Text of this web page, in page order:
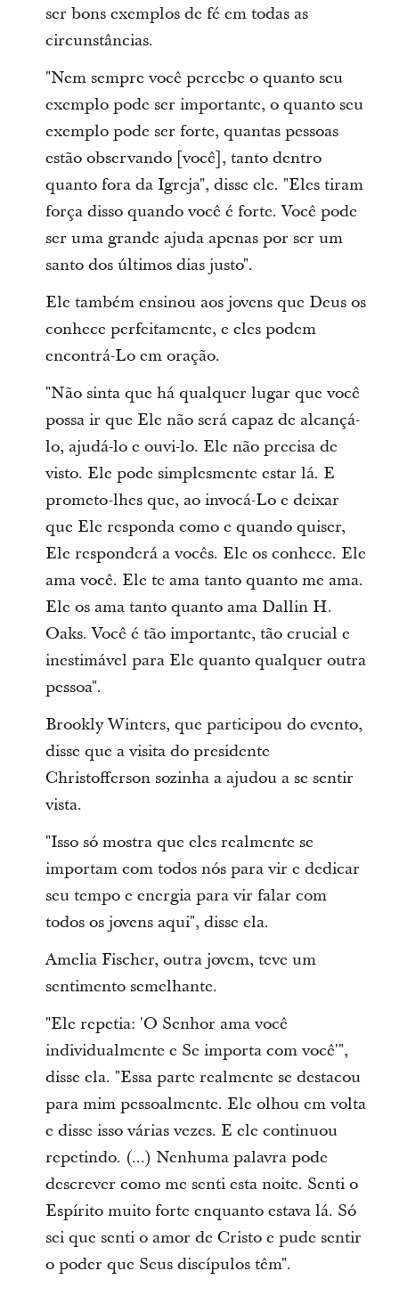
ser bons exemplos de fé em todas as
circunstâncias.
"Nem sempre você percebe o quanto seu
exemplo pode ser importante, o quanto seu
exemplo pode ser forte, quantas pessoas
estão observando [você], tanto dentro
quanto fora da Igreja", disse ele. "Eles tiram
força disso quando você é forte. Você pode
ser uma grande ajuda apenas por ser um
santo dos últimos dias justo".
Ele também ensinou aos jovens que Deus os
conhece perfeitamente, e eles podem
encontrá-Lo em oração.
"Não sinta que há qualquer lugar que você
possa ir que Ele não será capaz de alcançá-
lo, ajudá-lo e ouvi-lo. Ele não precisa de
visto. Ele pode simplesmente estar lá. E
prometo-lhes que, ao invocá-Lo e deixar
que Ele responda como e quando quiser,
Ele responderá a vocês. Ele os conhece. Ele
ama você. Ele te ama tanto quanto me ama.
Ele os ama tanto quanto ama Dallin H.
Oaks. Você é tão importante, tão crucial e
inestimável para Ele quanto qualquer outra
pessoa".
Brookly Winters, que participou do evento,
disse que a visita do presidente
Christofferson sozinha a ajudou a se sentir
vista.
"Isso só mostra que eles realmente se
importam com todos nós para vir e dedicar
seu tempo e energia para vir falar com
todos os jovens aqui", disse ela.
Amelia Fischer, outra jovem, teve um
sentimento semelhante.
"Ele repetia: 'O Senhor ama você
individualmente e Se importa com você'",
disse ela. "Essa parte realmente se destacou
para mim pessoalmente. Ele olhou em volta
e disse isso várias vezes. E ele continuou
repetindo. (...) Nenhuma palavra pode
descrever como me senti esta noite. Senti o
Espírito muito forte enquanto estava lá. Só
sei que senti o amor de Cristo e pude sentir
o poder que Seus discípulos têm".